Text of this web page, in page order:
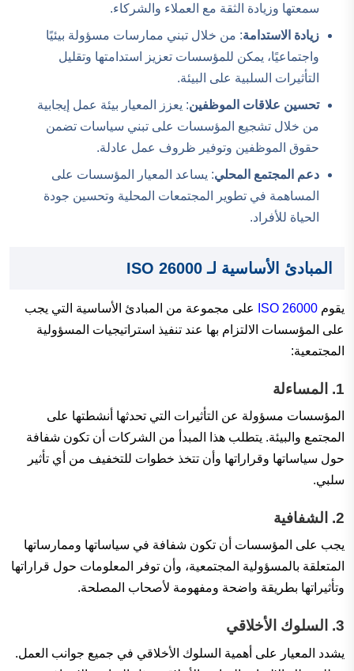
سمعتها وزيادة الثقة مع العملاء والشركاء.
زيادة الاستدامة: من خلال تبني ممارسات مسؤولة بيئيًا
واجتماعيًا، يمكن للمؤسسات تعزيز استدامتها وتقليل
التأثيرات السلبية على البيئة.
تحسين علاقات الموظفين: يعزز المعيار بيئة عمل إيجابية
من خلال تشجيع المؤسسات على تبني سياسات تضمن
حقوق الموظفين وتوفير ظروف عمل عادلة.
دعم المجتمع المحلي: يساعد المعيار المؤسسات على
المساهمة في تطوير المجتمعات المحلية وتحسين جودة
الحياة للأفراد.
المبادئ الأساسية لـ ISO 26000
يقوم ISO 26000
على مجموعة من المبادئ الأساسية التي يجب
على المؤسسات الالتزام بها عند تنفيذ استراتيجيات المسؤولية
المجتمعية:
1. المساءلة
المؤسسات مسؤولة عن التأثيرات التي تحدثها أنشطتها على
المجتمع والبيئة. يتطلب هذا المبدأ من الشركات أن تكون شفافة
حول سياساتها وقراراتها وأن تتخذ خطوات للتخفيف من أي تأثير
سلبي.
2. الشفافية
يجب على المؤسسات أن تكون شفافة في سياساتها وممارساتها
المتعلقة بالمسؤولية المجتمعية، وأن توفر المعلومات حول قراراتها
وتأثيراتها بطريقة واضحة ومفهومة لأصحاب المصلحة.
3. السلوك الأخلاقي
يشدد المعيار على أهمية السلوك الأخلاقي في جميع جوانب العمل.